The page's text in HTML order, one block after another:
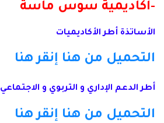
-أكاديمية سوس ماسة
الأساتذة أطر الأكاديميات
التحميل من هنا إنقر هنا
أطر الدعم الإداري و التربوي و الاجتماعي
التحميل من هنا إنقر هنا